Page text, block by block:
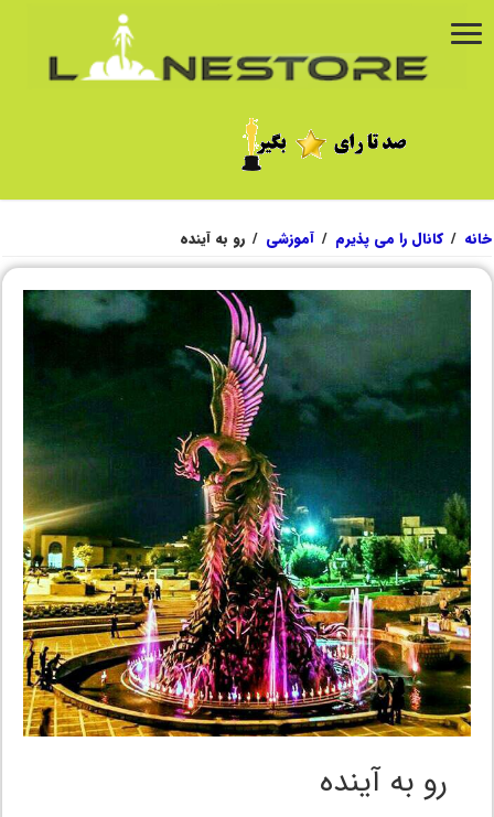
خانه / کانال را می پذیرم / آموزشی / رو به آینده
رو به آینده